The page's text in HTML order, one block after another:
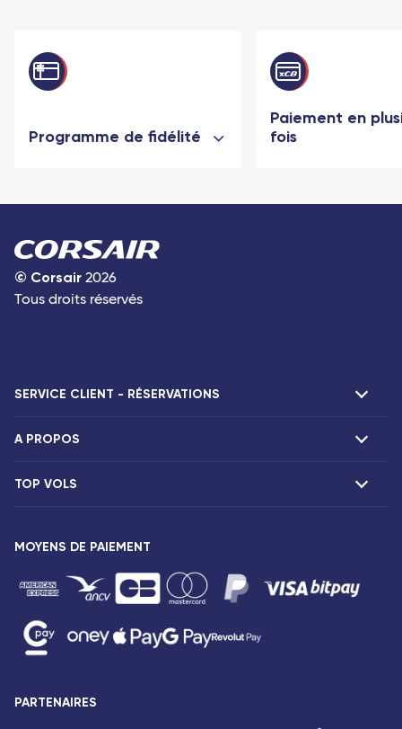
Programme de fidélité
Paiement en
fois
© Corsair 2026
Tous droits réservés
SERVICE CLIENT - RÉSERVATIONS
F.A.Q et contacts
Destinations
A PROPOS
Présentation
Espace presse
Conditions tarifaires
Droits des passagers
Conditions générales de vente
Plan du site
TOP VOLS
Vols Paris Saint-Denis
Vols Paris Dzaoudzi
MOYENS DE PAIEMENT
PARTENAIRES